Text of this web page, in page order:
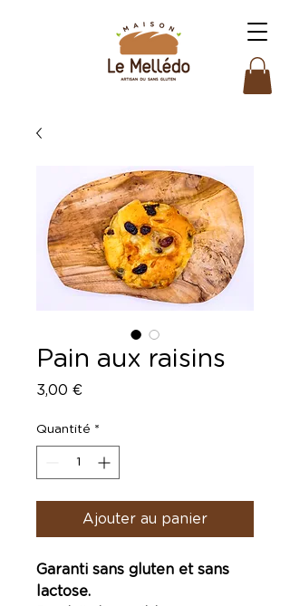
Pain aux raisins
3,00 €Prix
Quantité *
Ajouter au panier
Garanti sans gluten et sans
lactose.